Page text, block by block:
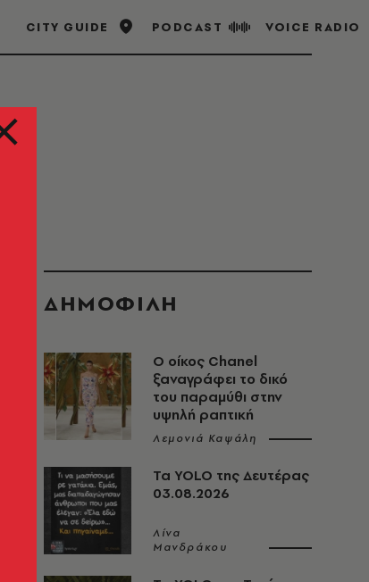
CITY GUIDE PODCAST VOICE RADIO
ΔΗΜΟΦΙΛΗ
Ο οίκος Chanel
ξαναγράφει το δικό
του παραμύθι στην
υψηλή ραπτική
Λεμονιά Καψάλη
Τα YOLO της Δευτέρας
03.08.2026
Λίνα
Μανδράκου